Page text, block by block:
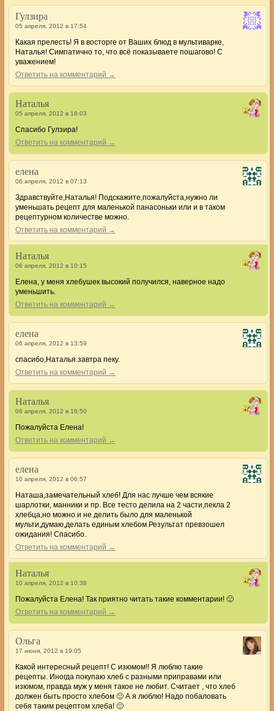
Гулзира
05 апреля, 2012 в 17:54
Какая прелесть! Я в восторге от Ваших блюд в мультиварке,
Наталья! Симпатично то, что всё показываете пошагово! С
уважением!
Ответить на комментарий →
Наталья
05 апреля, 2012 в 18:03
Спасибо Гулзира!
Ответить на комментарий →
елена
06 апреля, 2012 в 07:13
Здравствуйте,Наталья! Подскажите,пожалуйста,нужно ли
уменьшать рецепт для маленькой панасоньки или и в таком
рецептурном количестве можно.
Ответить на комментарий →
Наталья
06 апреля, 2012 в 10:15
Елена, у меня хлебушек высокий получился, наверное надо
уменьшить.
Ответить на комментарий →
елена
06 апреля, 2012 в 13:59
спасибо,Наталья.завтра пеку.
Ответить на комментарий →
Наталья
06 апреля, 2012 в 16:50
Пожалуйста Елена!
Ответить на комментарий →
елена
10 апреля, 2012 в 06:57
Наташа,замечательный хлеб! Для нас лучше чем всякие
шарлотки, манники и пр. Все тесто делила на 2 части,пекла 2
хлебца,но можно и не делить было для маленькой
мульти,думаю,делать единым хлебом.Результат превзошел
ожидания! Спасибо.
Ответить на комментарий →
Наталья
10 апреля, 2012 в 10:38
Пожалуйста Елена! Так приятно читать такие комментарии! 🙂
Ответить на комментарий →
Ольга
17 июня, 2012 в 19:05
Какой интересный рецепт! С изюмом!! Я люблю такие
рецепты. Иногда покупаю хлеб с разными приправами или
изюмом, правда муж у меня такое не любит. Считает , что хлеб
должен быть просто хлебом 🙂 А я люблю! Надо побаловать
себя таким рецептом хлеба! 🙂